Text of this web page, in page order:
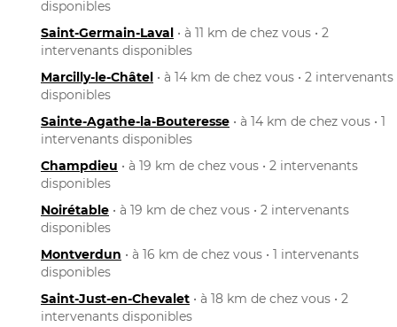
disponibles
Saint-Germain-Laval • à 11 km de chez vous • 2
intervenants disponibles
Marcilly-le-Châtel • à 14 km de chez vous • 2 intervenants
disponibles
Sainte-Agathe-la-Bouteresse • à 14 km de chez vous • 1
intervenants disponibles
Champdieu • à 19 km de chez vous • 2 intervenants
disponibles
Noirétable • à 19 km de chez vous • 2 intervenants
disponibles
Montverdun • à 16 km de chez vous • 1 intervenants
disponibles
Saint-Just-en-Chevalet • à 18 km de chez vous • 2
intervenants disponibles